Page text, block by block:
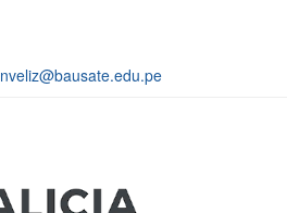
nveliz@bausate.edu.pe